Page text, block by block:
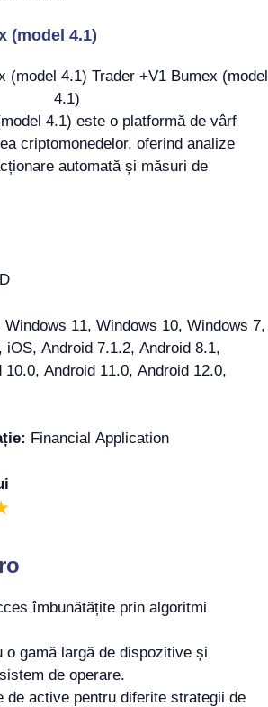
(model 4.1)
4.1) este o platformă de vârf
criptomonedelor, oferind analize
automată și măsuri de
Windows 11, Windows 10, Windows 7,
iOS, Android 7.1.2, Android 8.1,
Android 11.0, Android 12.0,
Financial Application
îmbunătățite prin algoritmi
o gamă largă de dispozitive și
de operare.
de active pentru diferite strategii de